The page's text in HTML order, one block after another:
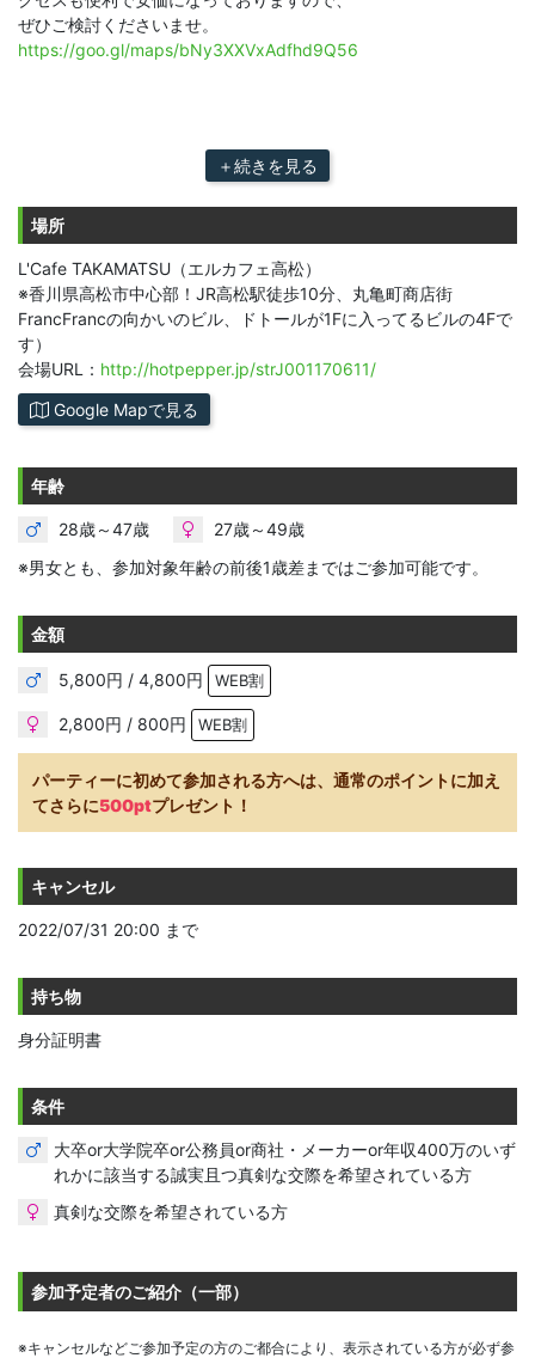
場所
L'Cafe TAKAMATSU（エルカフェ高松）
※香川県高松市中心部！JR高松駅徒歩10分、丸亀町商店街
FrancFrancの向かいのビル、ドトールが1Fに入ってるビルの4Fで
す）
会場URL： http://hotpepper.jp/strJ001170611/
Google Mapで見る
年齢
28歳～47歳
27歳～49歳
※男女とも、参加対象年齢の前後1歳差まではご参加可能です。
金額
5,800円 / 4,800円 WEB割
2,800円 / 800円 WEB割
パーティーに初めて参加される方へは、通常のポイントに加え
てさらに500ptプレゼント！
キャンセル
2022/07/31 20:00 まで
持ち物
身分証明書
条件
大卒or大学院卒or公務員or商社・メーカーor年収400万のいず
れかに該当する誠実且つ真剣な交際を希望されている方
真剣な交際を希望されている方
ぜひご検討くださいませ。
https://goo.gl/maps/bNy3XXVxAdfhd9Q56
＋続きを見る
参加予定者のご紹介（一部）
※キャンセルなどご参加予定の方のご都合により、表示されている方が必ず参